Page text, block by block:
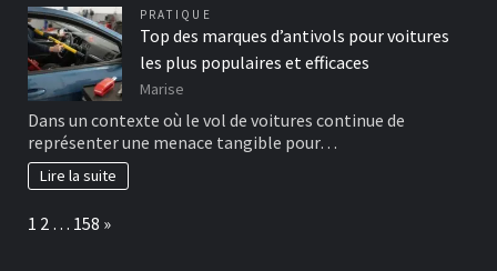
PRATIQUE
Top des marques d’antivols pour voitures
les plus populaires et efficaces
Marise
Dans un contexte où le vol de voitures continue de
représenter une menace tangible pour…
Lire la suite
Page:
1 2 … 158 Next
»